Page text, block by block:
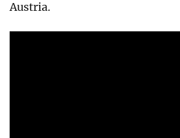
Austria.